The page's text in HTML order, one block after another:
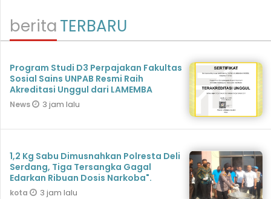
beritaTERBARU
Program Studi D3 Perpajakan Fakultas
Sosial Sains UNPAB Resmi Raih
Akreditasi Unggul dari LAMEMBA
News 3 jam lalu
1,2 Kg Sabu Dimusnahkan Polresta Deli
Serdang, Tiga Tersangka Gagal
Edarkan Ribuan Dosis Narkoba".
kota 3 jam lalu